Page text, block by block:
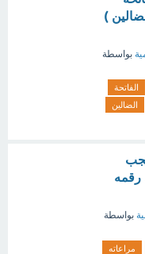
)
بواسطة
الفاتحة
الضالين
رقمه
بواسطة
مراعاته